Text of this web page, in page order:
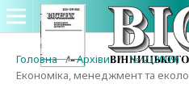
Головна / Архіви / № 2 (2009)
Економіка, менеджмент та